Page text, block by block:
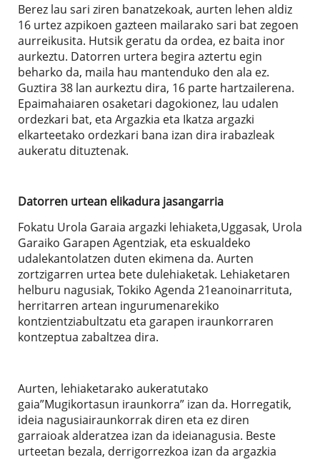
Berez lau sari ziren banatzekoak, aurten lehen aldiz
16 urtez azpikoen gazteen mailarako sari bat zegoen
aurreikusita. Hutsik geratu da ordea, ez baita inor
aurkeztu. Datorren urtera begira aztertu egin
beharko da, maila hau mantenduko den ala ez.
Guztira 38 lan aurkeztu dira, 16 parte hartzailerena.
Epaimahaiaren osaketari dagokionez, lau udalen
ordezkari bat, eta Argazkia eta Ikatza argazki
elkarteetako ordezkari bana izan dira irabazleak
aukeratu dituztenak.
Datorren urtean elikadura jasangarria
Fokatu Urola Garaia argazki lehiaketa,Uggasak, Urola
Garaiko Garapen Agentziak, eta eskualdeko
udalekantolatzen duten ekimena da. Aurten
zortzigarren urtea bete dulehiaketak. Lehiaketaren
helburu nagusiak, Tokiko Agenda 21eanoinarrituta,
herritarren artean ingurumenarekiko
kontzientziabultzatu eta garapen iraunkorraren
kontzeptua zabaltzea dira.
Aurten, lehiaketarako aukeratutako
gaia”Mugikortasun iraunkorra” izan da. Horregatik,
ideia nagusiairaunkorrak diren eta ez diren
garraioak alderatzea izan da ideianagusia. Beste
urteetan bezala, derrigorrezkoa izan da argazkia